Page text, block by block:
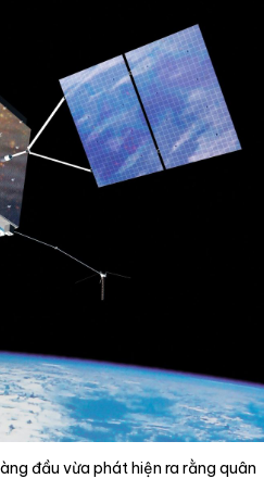
đầu vừa phát hiện ra rằng quân